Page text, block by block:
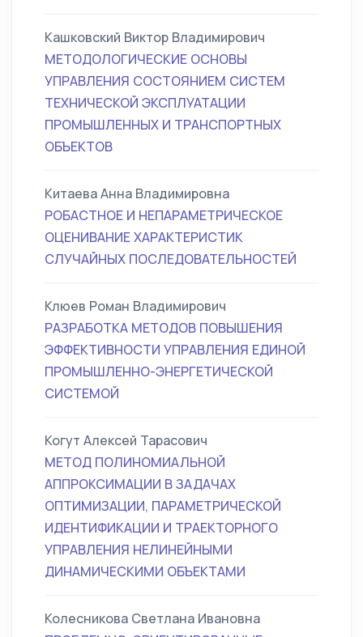
Кашковский Виктор Владимирович
МЕТОДОЛОГИЧЕСКИЕ ОСНОВЫ
УПРАВЛЕНИЯ СОСТОЯНИЕМ СИСТЕМ
ТЕХНИЧЕСКОЙ ЭКСПЛУАТАЦИИ
ПРОМЫШЛЕННЫХ И ТРАНСПОРТНЫХ
ОБЪЕКТОВ
Китаева Анна Владимировна
РОБАСТНОЕ И НЕПАРАМЕТРИЧЕСКОЕ
ОЦЕНИВАНИЕ ХАРАКТЕРИСТИК
СЛУЧАЙНЫХ ПОСЛЕДОВАТЕЛЬНОСТЕЙ
Клюев Роман Владимирович
РАЗРАБОТКА МЕТОДОВ ПОВЫШЕНИЯ
ЭФФЕКТИВНОСТИ УПРАВЛЕНИЯ ЕДИНОЙ
ПРОМЫШЛЕННО-ЭНЕРГЕТИЧЕСКОЙ
СИСТЕМОЙ
Когут Алексей Тарасович
МЕТОД ПОЛИНОМИАЛЬНОЙ
АППРОКСИМАЦИИ В ЗАДАЧАХ
ОПТИМИЗАЦИИ, ПАРАМЕТРИЧЕСКОЙ
ИДЕНТИФИКАЦИИ И ТРАЕКТОРНОГО
УПРАВЛЕНИЯ НЕЛИНЕЙНЫМИ
ДИНАМИЧЕСКИМИ ОБЪЕКТАМИ
Колесникова Светлана Ивановна